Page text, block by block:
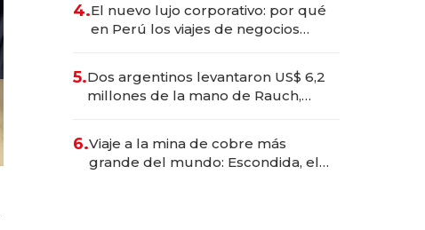
4.El nuevo lujo corporativo: por qué
en Perú los viajes de negocios
transformadoras
5.Dos argentinos levantaron US$ 6,2
millones de la mano de Rauch,
6.Viaje a la mina de cobre más
grande del mundo: Escondida, el